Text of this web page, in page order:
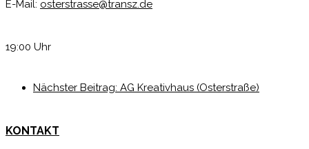
E-Mail: osterstrasse@transz.de
19:00 Uhr
Nächster Beitrag: AG Kreativhaus (Osterstraße)
KONTAKT